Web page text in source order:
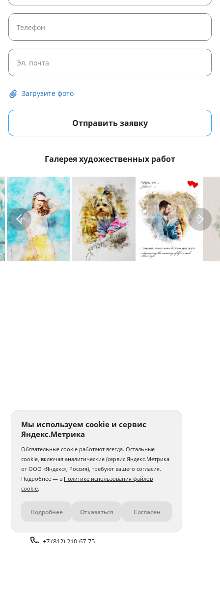
Загрузите фото
Отправить заявку
Галерея художественных работ
Контакты
+7 (812) 210-67-75
Мы используем cookie и сервис
Яндекс.Метрика
Обязательные cookie работают всегда. Остальные
cookie, включая аналитические (сервис Яндекс.Метрика
от ООО «Яндекс», Россия), требуют вашего согласия.
Подробнее — в Политике использования файлов
cookie.
Подробнее Отказаться Согласен